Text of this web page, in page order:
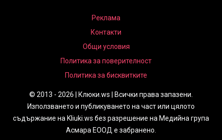
Реклама
Контакти
Общи условия
Политика за поверителност
Политика за бисквитките
© 2013 - 2026 | Клюки.ws | Всички права запазени.
Използването и публикуването на част или цялото
съдържание на Kliuki.ws без разрешение на Медийна група
Асмара ЕООД е забранено.